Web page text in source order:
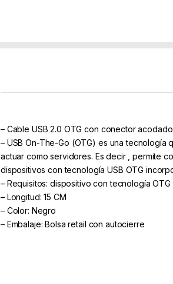
– Cable USB 2.0 OTG con conector
– USB On-The-Go (OTG) es una
actuar como servidores. Es decir , permite
dispositivos con tecnología USB OTG
– Requisitos: dispositivo con tecnología
– Longitud: 15 CM
– Color: Negro
– Embalaje: Bolsa retail con autocierre